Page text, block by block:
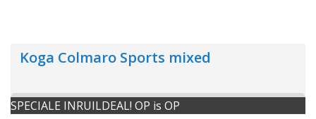
Koga Colmaro Sports mixed
SPECIALE INRUILDEAL! OP is OP